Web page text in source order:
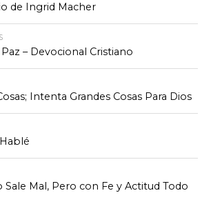
de Ingrid Macher
– Devocional Cristiano
Intenta Grandes Cosas Para Dios
Sale Mal, Pero con Fe y Actitud Todo